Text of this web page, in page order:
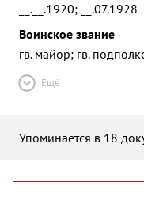
__.__.1920; __.07.1928
Воинское звание
гв. майор; гв.
Ещё
Упоминается в 18